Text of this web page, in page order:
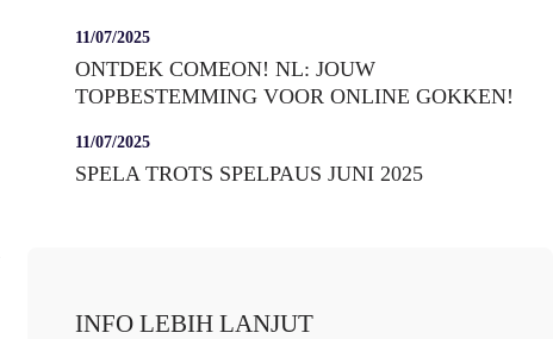
11/07/2025
ONTDEK COMEON! NL: JOUW
TOPBESTEMMING VOOR ONLINE GOKKEN!
11/07/2025
SPELA TROTS SPELPAUS JUNI 2025
INFO LEBIH LANJUT